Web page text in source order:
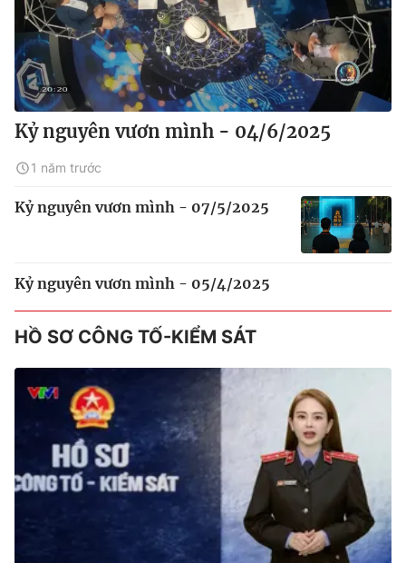
Kỷ nguyên vươn mình - 04/6/2025
1 năm trước
Kỷ nguyên vươn mình - 07/5/2025
Kỷ nguyên vươn mình - 05/4/2025
HỒ SƠ CÔNG TỐ-KIỂM SÁT